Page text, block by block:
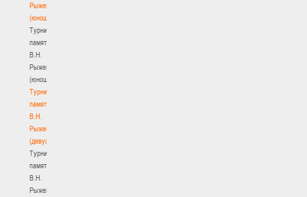
Рыженкова
(юноши)
Турнир
памяти
В.Н.
Рыженкова
(юноши)
Турнир
памяти
В.Н.
Рыженкова
(девушки)
Турнир
памяти
В.Н.
Рыженкова